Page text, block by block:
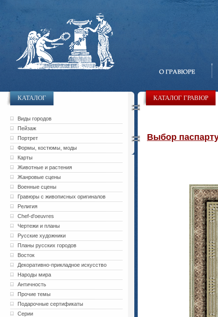
КАТАЛОГ
Виды городов
Пейзаж
Портрет
Формы, костюмы, моды
Карты
Животные и растения
Жанровые сцены
Военные сцены
Гравюры с живописных оригиналов
Религия
Chef-d'oeuvres
Чертежи и планы
Русские художники
Планы русских городов
Восток
Декоративно-прикладное искусство
Народы мира
Античность
Прочие темы
Подарочные сертификаты
Серии
КАТАЛОГ ГРАВЮР
Выбор